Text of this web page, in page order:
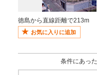
徳島から直線距離で213m
お気に入りに追加
条件にあっ